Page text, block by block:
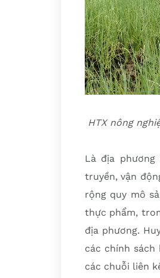
HTX nông
Là địa
truyền, vận
rộng quy mô
thực phẩm,
địa phương.
các chính
các chuỗi liên